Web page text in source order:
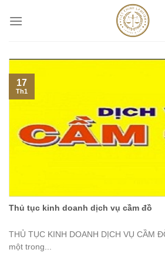
Thủ tục kinh doanh dịch vụ cầm đồ
THỦ TỤC KINH DOANH DỊCH VỤ CẦM
một trong...
17
Th1